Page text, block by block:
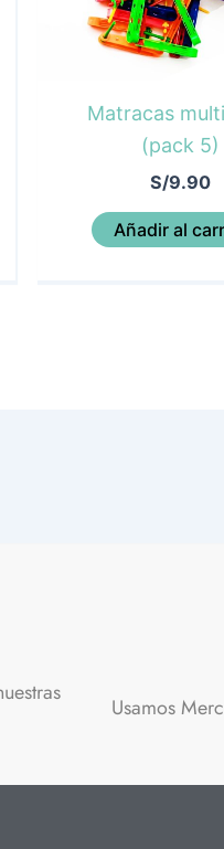
Matracas
(pack 5)
S/9.90
Añadir al
Usamos